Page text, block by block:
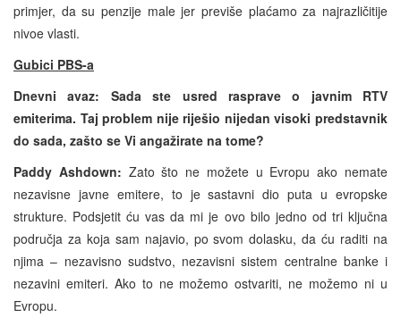
primjer, da su penzije male jer previše plaćamo za najrazličitije
nivoe vlasti.
Gubici PBS-a
Dnevni avaz: Sada ste usred rasprave o javnim RTV
emiterima. Taj problem nije riješio nijedan visoki predstavnik
do sada, zašto se Vi angažirate na tome?
Paddy Ashdown: Zato što ne možete u Evropu ako nemate
nezavisne javne emitere, to je sastavni dio puta u evropske
strukture. Podsjetit ću vas da mi je ovo bilo jedno od tri ključna
područja za koja sam najavio, po svom dolasku, da ću raditi na
njima – nezavisno sudstvo, nezavisni sistem centralne banke i
nezavini emiteri. Ako to ne možemo ostvariti, ne možemo ni u
Evropu.